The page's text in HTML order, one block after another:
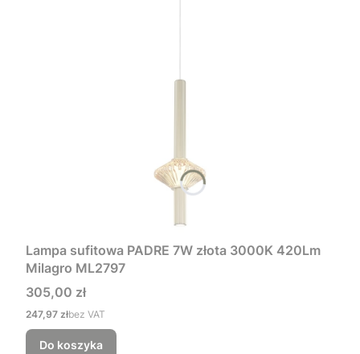
Lampa sufitowa PADRE 7W złota 3000K 420Lm
Milagro ML2797
Cena
305,00 zł
Cena
247,97 złbez VAT
Do koszyka